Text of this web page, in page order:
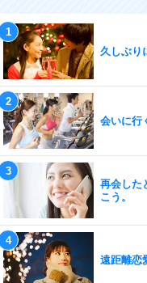
久しぶり
会いに行
再会した
こう。
遠距離恋